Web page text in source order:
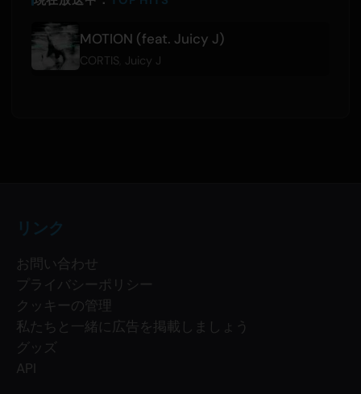
MOTION (feat. Juicy J)
CORTIS Juicy J
リンク
お問い合わせ
プライバシーポリシー
クッキーの管理
私たちと一緒に広告を掲載しましょう
グッズ
API